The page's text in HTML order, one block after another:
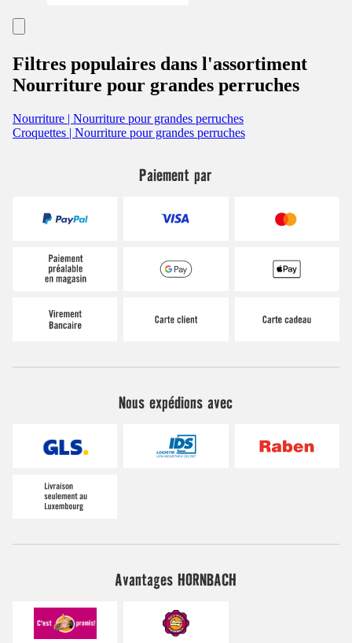
Filtres populaires dans l'assortiment
Nourriture pour grandes perruches
Nourriture | Nourriture pour grandes perruches
Croquettes | Nourriture pour grandes perruches
Paiement par
Nous expédions avec
Avantages HORNBACH